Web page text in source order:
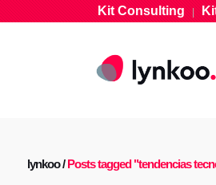
Kit Consulting|
lynkoo/Posts tagged "tendencias